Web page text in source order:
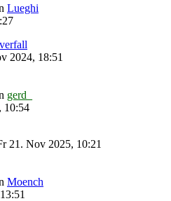
Lueghi
2024, 18:51
gerd_
10:54
21. Nov 2025, 10:21
Moench